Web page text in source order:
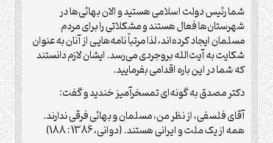
شما رئیس دولت اسلامی هستید و الان بهائی‌ها در
شهرستان‌ها فعال هستند و مشکلاتی را برای مردم
مسلمان ایجاد کرده‌اند، لذا مرتباً نامه‌هایی از آنان به عنوان
شکایت به آیت‌الله بروجردی می‌رسد. ایشان لازم دانستند
که شما در این باره اقدامی بفرمایید.
دکتر مصدق به گونه‌ای تمسخرآمیز خندید و گفت:
آقای فلسفی، از نظر من، مسلمان و بهائی فرقی ندارند.
همه از یک ملت و ایرانی هستند. (دوانی، 1386 : 188)